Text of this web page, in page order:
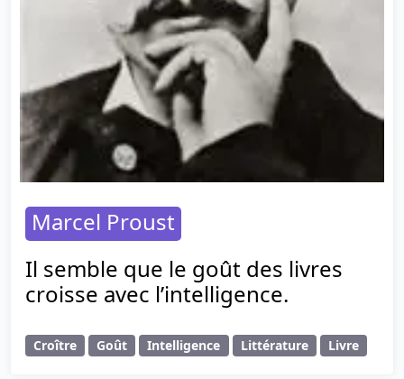
Marcel Proust
Il semble que le goût des livres
croisse avec l’intelligence.
Croître Goût Intelligence Littérature Livre